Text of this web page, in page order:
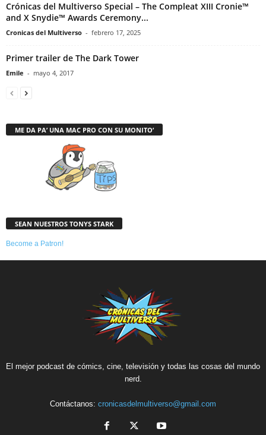
Crónicas del Multiverso Special – The Compleat XIII Cronie™
and X Snydie™ Awards Ceremony...
Cronicas del Multiverso - febrero 17, 2025
Primer trailer de The Dark Tower
Emile - mayo 4, 2017
ME DA PA’ UNA MAC PRO CON SU MONITO’
SEAN NUESTROS TONYS STARK
Become a Patron!
El mejor podcast de cómics, cine, televisión y todas las cosas del mundo
nerd.
Contáctanos: cronicasdelmultiverso@gmail.com